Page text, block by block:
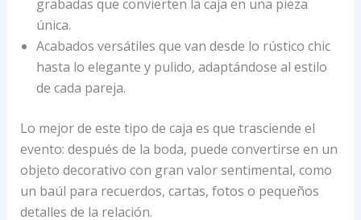
grabadas que convierten la caja en una pieza
única.
Acabados versátiles que van desde lo rústico chic
hasta lo elegante y pulido, adaptándose al estilo
de cada pareja.
Lo mejor de este tipo de caja es que trasciende el
evento: después de la boda, puede convertirse en un
objeto decorativo con gran valor sentimental, como
un baúl para recuerdos, cartas, fotos o pequeños
detalles de la relación.